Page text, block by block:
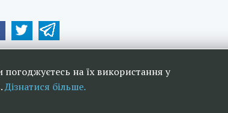
на їх використання у
Дізнатися більше.